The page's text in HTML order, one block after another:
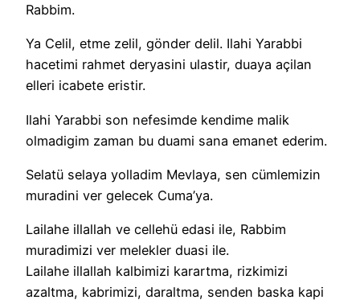
Rabbim.
Ya Celil, etme zelil, gönder delil. Ilahi Yarabbi
hacetimi rahmet deryasini ulastir, duaya açilan
elleri icabete eristir.
Ilahi Yarabbi son nefesimde kendime malik
olmadigim zaman bu duami sana emanet ederim.
Selatü selaya yolladim Mevlaya, sen cümlemizin
muradini ver gelecek Cuma’ya.
Lailahe illallah ve cellehü edasi ile, Rabbim
muradimizi ver melekler duasi ile.
Lailahe illallah kalbimizi karartma, rizkimizi
azaltma, kabrimizi, daraltma, senden baska kapi